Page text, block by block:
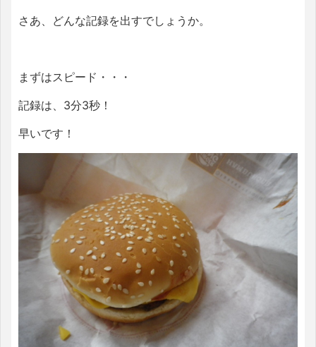
さあ、どんな記録を出すでしょうか。
まずはスピード・・・
記録は、3分3秒！
早いです！